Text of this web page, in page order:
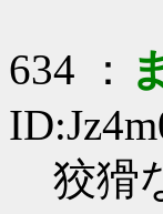
634 ：
狡猾